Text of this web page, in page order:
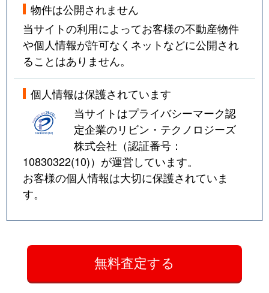
物件は公開されません
当サイトの利用によってお客様の不動産物件
や個人情報が許可なくネットなどに公開され
ることはありません。
個人情報は保護されています
当サイトはプライバシーマーク認
定企業のリビン・テクノロジーズ
株式会社（認証番号：
10830322(10)）が運営しています。
お客様の個人情報は大切に保護されていま
す。